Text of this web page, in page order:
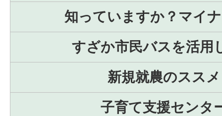
知っていますか？マイ
すざか市民バスを活用
新規就農のススメ
子育て支援センタ